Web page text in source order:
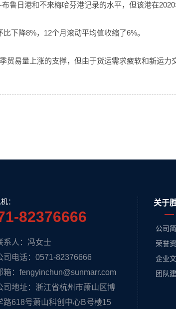
日港和不来梅哈芬港记录的水平，但该港在2020
降8%，12个月滚动平均值收缩了6%。
易量上涨的支撑，但由于货运需求疲软和新运力
：
82376666
系人：冯女士
司电话：0571-82376666
箱：fengyinchun@sunmarr.com
司地址：浙江省杭州市萧山区博
路618号萧山科创中心B号楼15
关于
公司
荣誉
企业
团队